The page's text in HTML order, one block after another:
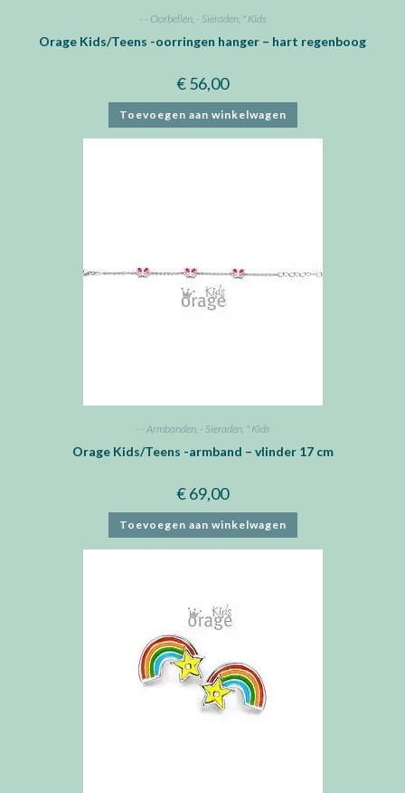
- - Oorbellen, - Sieraden, * Kids
Orage Kids/Teens -oorringen hanger – hart regenboog
€56,00
Toevoegen aan winkelwagen
- - Armbanden, - Sieraden, * Kids
Orage Kids/Teens -armband – vlinder 17 cm
€69,00
Toevoegen aan winkelwagen